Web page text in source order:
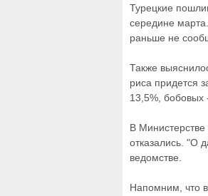
Турецкие
середине
раньше не
Также
риса придется
13,5%, бобовых
В Министерстве
отказались. "О
ведомстве.
Напомним, что